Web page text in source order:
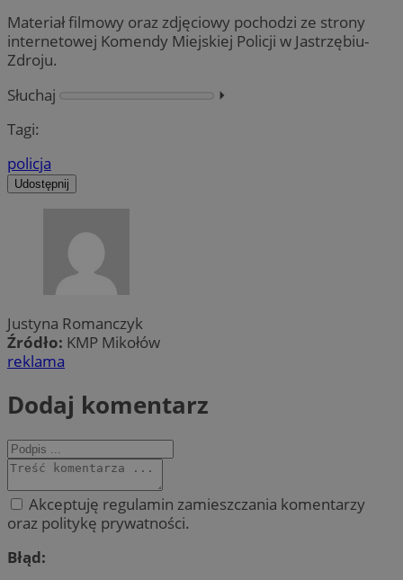
Materiał filmowy oraz zdjęciowy pochodzi ze strony
internetowej Komendy Miejskiej Policji w Jastrzębiu-
Zdroju.
Słuchaj
⏵︎
Tagi:
policja
Udostępnij
Justyna Romanczyk
Źródło: KMP Mikołów
reklama
Dodaj komentarz
Akceptuję regulamin zamieszczania komentarzy
oraz politykę prywatności.
Błąd: